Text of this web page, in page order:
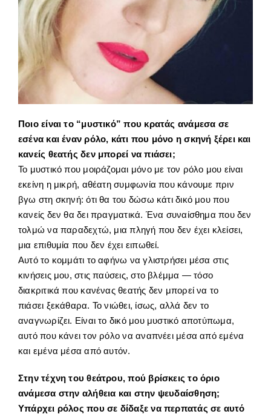
Ποιο είναι το “μυστικό” που κρατάς ανάμεσα σε
εσένα και έναν ρόλο, κάτι που μόνο η σκηνή ξέρει και
κανείς θεατής δεν μπορεί να πιάσει;
Το μυστικό που μοιράζομαι μόνο με τον ρόλο μου είναι
εκείνη η μικρή, αθέατη συμφωνία που κάνουμε πριν
βγω στη σκηνή: ότι θα του δώσω κάτι δικό μου που
κανείς δεν θα δει πραγματικά. Ένα συναίσθημα που δεν
τολμώ να παραδεχτώ, μια πληγή που δεν έχει κλείσει,
μια επιθυμία που δεν έχει ειπωθεί.
Αυτό το κομμάτι το αφήνω να γλιστρήσει μέσα στις
κινήσεις μου, στις παύσεις, στο βλέμμα — τόσο
διακριτικά που κανένας θεατής δεν μπορεί να το
πιάσει ξεκάθαρα. Το νιώθει, ίσως, αλλά δεν το
αναγνωρίζει. Είναι το δικό μου μυστικό αποτύπωμα,
αυτό που κάνει τον ρόλο να αναπνέει μέσα από εμένα
και εμένα μέσα από αυτόν.
Στην τέχνη του θεάτρου, πού βρίσκεις το όριο
ανάμεσα στην αλήθεια και στην ψευδαίσθηση;
Υπάρχει ρόλος που σε δίδαξε να περπατάς σε αυτό